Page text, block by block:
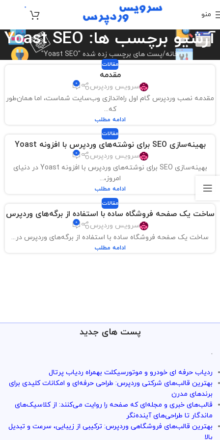
منو
0
آرشیو برچسب ها: Yoast SEO
خانه پست های برچسب زده شده "Yoast SEO"
مقالات
مقدمه
سرویس وردپرس 0
مقدمه نصب وردپرس گام اول راه‌اندازی وب‌سایت شماست، اما همان‌طور
که...
ادامه مطلب
مقالات
بهینه‌سازی SEO برای نوشته‌های وردپرس با افزونه Yoast
سرویس وردپرس 0
بهینه‌سازی SEO برای نوشته‌های وردپرس با افزونه Yoast در دنیای
امروز،...
ادامه مطلب
مقالات
ساخت یک صفحه فروشگاه ساده با استفاده از برگه‌های وردپرس
سرویس وردپرس 0
ساخت یک صفحه فروشگاه ساده با استفاده از برگه‌های وردپرس در...
ادامه مطلب
پست های جدید
.
ردیاب حرفه ای خودرو و موتورسیکلت بهمراه ردیاب پرتال
بهترین قالب‌های شرکتی وردپرس: طراحی حرفه‌ای و امکانات کلیدی برای
برندهای مدرن
قالب‌های خبری و مجله‌ای که صفحه را روایت می‌کنند: از کلاسیک‌های
ماندگار تا طراحی‌های آینده‌نگر
بهترین قالب‌های فروشگاهی وردپرس: ترکیبی از زیبایی، سرعت و تبدیل
بالا